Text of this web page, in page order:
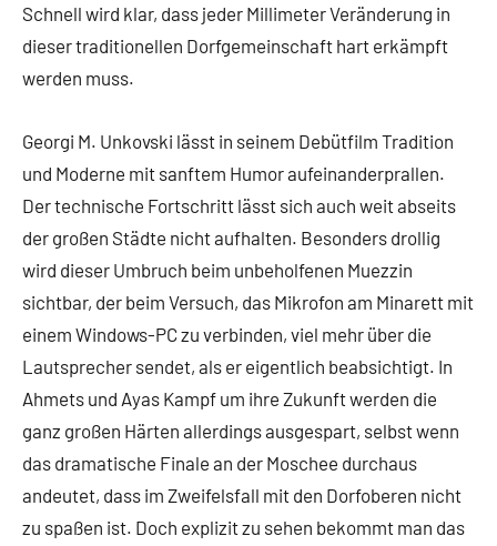
Schnell wird klar, dass jeder Millimeter Veränderung in
dieser traditionellen Dorfgemeinschaft hart erkämpft
werden muss.
Georgi M. Unkovski lässt in seinem Debütfilm Tradition
und Moderne mit sanftem Humor aufeinanderprallen.
Der technische Fortschritt lässt sich auch weit abseits
der großen Städte nicht aufhalten. Besonders drollig
wird dieser Umbruch beim unbeholfenen Muezzin
sichtbar, der beim Versuch, das Mikrofon am Minarett mit
einem Windows-PC zu verbinden, viel mehr über die
Lautsprecher sendet, als er eigentlich beabsichtigt. In
Ahmets und Ayas Kampf um ihre Zukunft werden die
ganz großen Härten allerdings ausgespart, selbst wenn
das dramatische Finale an der Moschee durchaus
andeutet, dass im Zweifelsfall mit den Dorfoberen nicht
zu spaßen ist. Doch explizit zu sehen bekommt man das